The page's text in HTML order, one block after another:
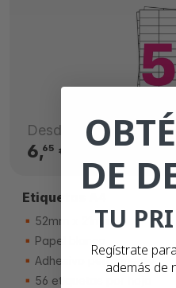
Desde
6,65€
Etiquetas A4
52mm x 21mm
Papel blanco
Adhesivo permanente
56 etiquetas por hoja
DE
TU
Regístrate
además de